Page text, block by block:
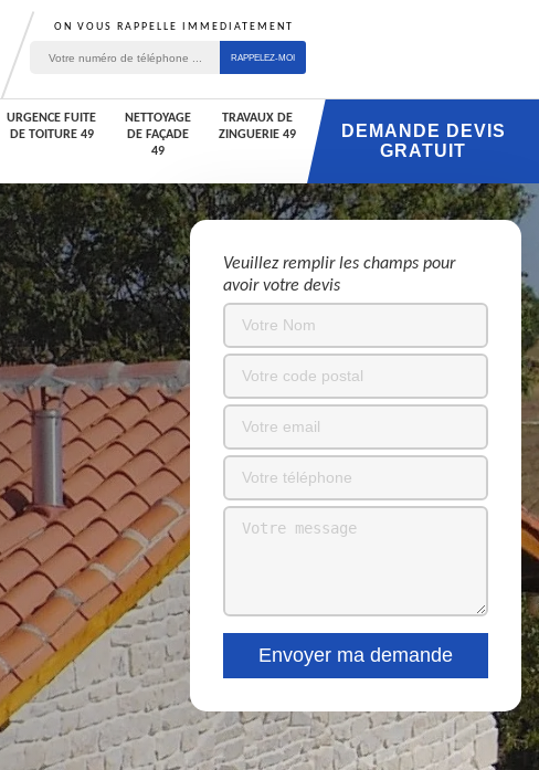
ON VOUS RAPPELLE IMMEDIATEMENT
URGENCE FUITE
DE TOITURE 49
NETTOYAGE
DE FAÇADE
49
TRAVAUX DE
ZINGUERIE 49
DEMANDE DEVIS
GRATUIT
Veuillez remplir les champs pour
avoir votre devis